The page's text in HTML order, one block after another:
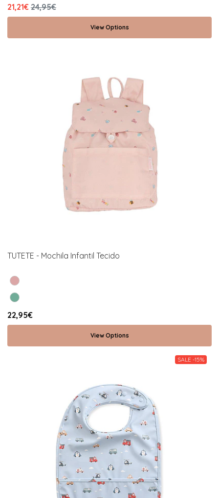
21,21€ 24,95€
View Options
TUTETE - Mochila Infantil Tecido
22,95€
View Options
SALE -15%